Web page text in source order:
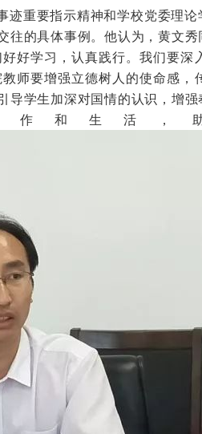
重要指示精神和学校党委理
的具体事例。他认为，黄文
好学习，认真践行。我们要深
师要增强立德树人的使命感，
学生加深对国情的认识，增
和生活，